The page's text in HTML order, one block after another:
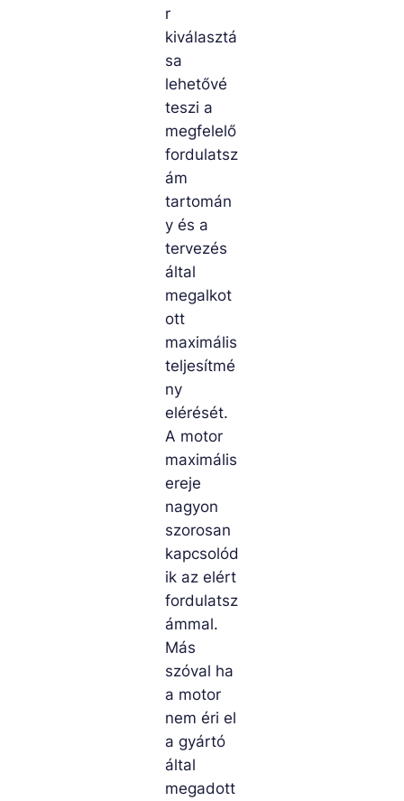
r
kiválasztá
sa
lehetővé
teszi a
megfelelő
fordulatsz
ám
tartomán
y és a
tervezés
által
megalkot
ott
maximális
teljesítmé
ny
elérését.
A motor
maximális
ereje
nagyon
szorosan
kapcsolód
ik az elért
fordulatsz
ámmal.
Más
szóval ha
a motor
nem éri el
a gyártó
által
megadott